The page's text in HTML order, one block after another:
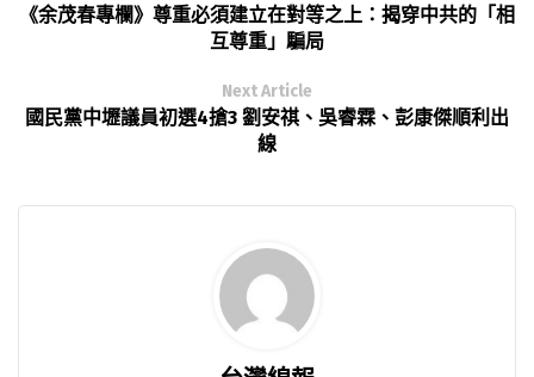
《余茂春專欄》尊重必須建立在對等之上：揭穿中共的「相
互尊重」騙局
Next Article
國民黨中壢議員初選4搶3 劉安祺、吳睿霖、彭康傑順利出
線